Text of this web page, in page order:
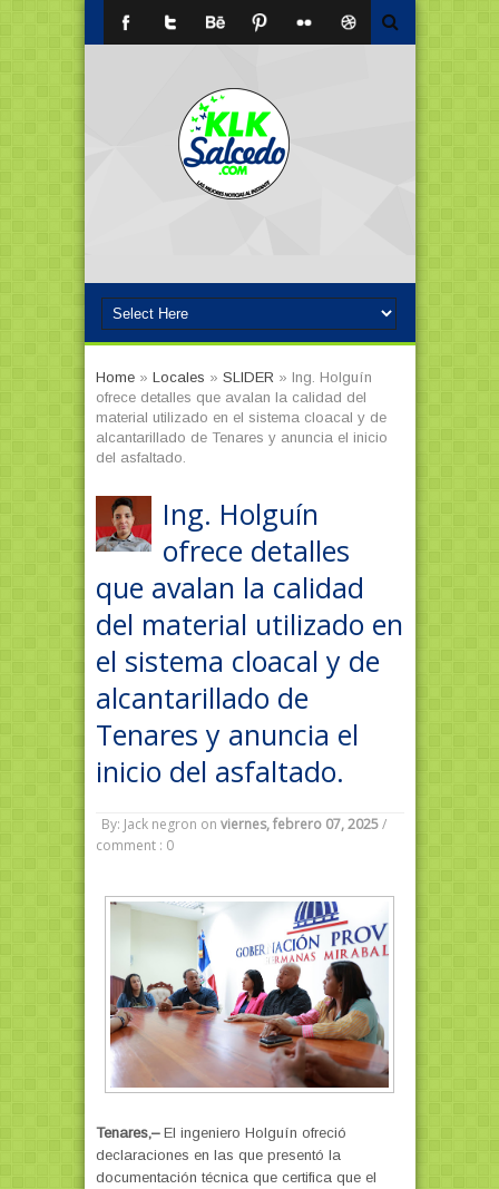
Home» Locales » SLIDER » Ing. Holguín
ofrece detalles que avalan la calidad del
material utilizado en el sistema cloacal y de
alcantarillado de Tenares y anuncia el inicio
del asfaltado.
Ing. Holguín
ofrece detalles
que avalan la calidad
del material utilizado en
el sistema cloacal y de
alcantarillado de
Tenares y anuncia el
inicio del asfaltado.
By: Jack negron on viernes, febrero 07, 2025 /
comment : 0
Tenares,–El ingeniero Holguín ofreció
declaraciones en las que presentó la
documentación técnica que certifica que el